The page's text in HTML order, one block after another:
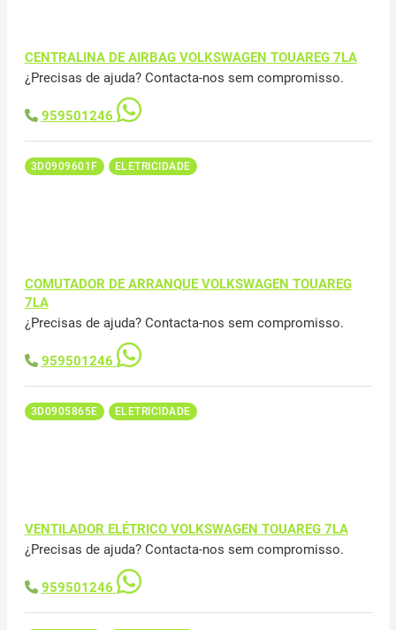
CENTRALINA DE AIRBAG VOLKSWAGEN TOUAREG 7LA
¿Precisas de ajuda? Contacta-nos sem compromisso.
959501246
3D0909601F ELETRICIDADE
COMUTADOR DE ARRANQUE VOLKSWAGEN TOUAREG
7LA
¿Precisas de ajuda? Contacta-nos sem compromisso.
959501246
3D0905865E ELETRICIDADE
VENTILADOR ELÉTRICO VOLKSWAGEN TOUAREG 7LA
¿Precisas de ajuda? Contacta-nos sem compromisso.
959501246